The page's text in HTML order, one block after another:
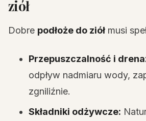
ziół
Dobre podłoże do ziół musi
Przepuszczalność i
odpływ nadmiaru wody,
zgniliźnie.
Składniki odżywcze: